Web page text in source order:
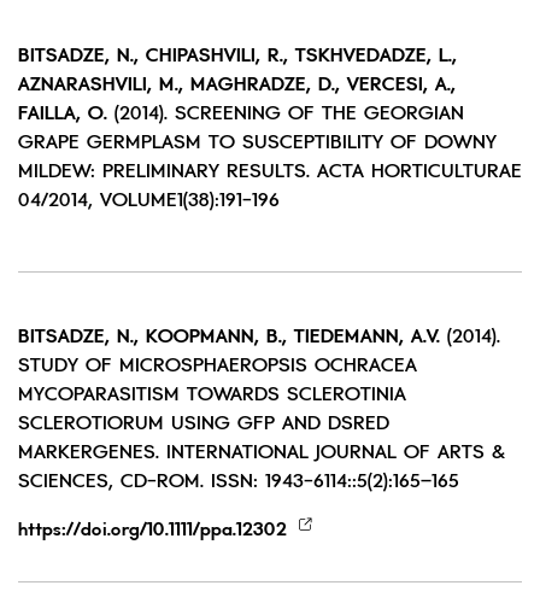
BITSADZE, N., CHIPASHVILI, R., TSKHVEDADZE, L.,
AZNARASHVILI, M., MAGHRADZE, D., VERCESI, A.,
FAILLA, O. (2014). SCREENING OF THE GEORGIAN
GRAPE GERMPLASM TO SUSCEPTIBILITY OF DOWNY
MILDEW: PRELIMINARY RESULTS. ACTA HORTICULTURAE
04/2014, VOLUME1(38):191-196
BITSADZE, N., KOOPMANN, B., TIEDEMANN, A.V. (2014).
STUDY OF MICROSPHAEROPSIS OCHRACEA
MYCOPARASITISM TOWARDS SCLEROTINIA
SCLEROTIORUM USING GFP AND DSRED
MARKERGENES. INTERNATIONAL JOURNAL OF ARTS &
SCIENCES, CD-ROM. ISSN: 1943-6114::5(2):165–165
https://doi.org/10.1111/ppa.12302